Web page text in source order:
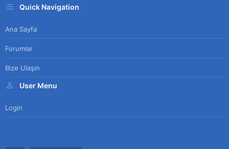
Quick Navigation
Ana Sayfa
Forumlar
Bize Ulaşın
User Menu
Login